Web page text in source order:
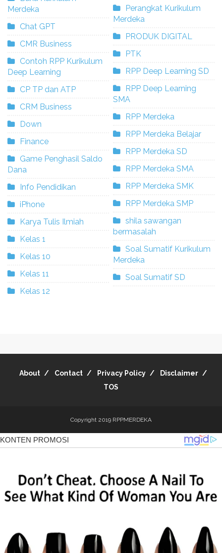
Merdeka
Chat GPT
CMR Business
Contoh RPP Kurikulum
Deep Learning
CP TP dan ATP
CRM Business
Down
Finance
Game Penghasil Saldo
Dana
Info Pendidikan
iPhone
Karya Tulis Ilmiah
Kelas 1
Kelas 10
Kelas 11
Kelas 12
Perangkat Kurikulum
Merdeka
PRODUK DIGITAL
PTK
RPP Deep Learning SD
RPP Deep Learning
SMA
RPP Merdeka
RPP Merdeka Belajar
RPP Merdeka SD
RPP Merdeka SMA
RPP Merdeka SMK
RPP Merdeka SMP
shila sawangan
bermasalah
Soal Sumatif Kurikulum
Merdeka
Soal Sumatif SD
About Contact Privacy Policy
Disclaimer
TOS
Copyright 2019 RPPMERDEKA